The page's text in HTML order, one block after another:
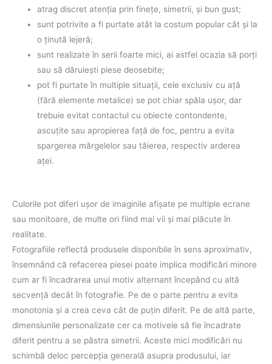
atrag discret atenţia prin fineţe, simetrii, şi bun gust;
sunt potrivite a fi purtate atât la costum popular cât şi la
o ţinută lejeră;
sunt realizate în serii foarte mici, ai astfel ocazia să porţi
sau să dăruieşti piese deosebite;
pot fi purtate în multiple situaţii, cele exclusiv cu aţă
(fără elemente metalice) se pot chiar spăla uşor, dar
trebuie evitat contactul cu obiecte contondente,
ascuţite sau apropierea faţă de foc, pentru a evita
spargerea mărgelelor sau tăierea, respectiv arderea
aţei.
Culorile pot diferi uşor de imaginile afişate pe multiple ecrane
sau monitoare, de multe ori fiind mai vii şi mai plăcute în
realitate.
Fotografiile reflectă produsele disponibile în sens aproximativ,
însemnând că refacerea piesei poate implica modificări minore
cum ar fi încadrarea unui motiv alternant începând cu altă
secvenţă decât în fotografie. Pe de o parte pentru a evita
monotonia şi a crea ceva cât de puţin diferit. Pe de altă parte,
dimensiunile personalizate cer ca motivele să fie încadrate
diferit pentru a se păstra simetrii. Aceste mici modificări nu
schimbă deloc percepţia generală asupra produsului, iar